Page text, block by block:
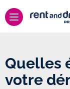
Quelles
votre